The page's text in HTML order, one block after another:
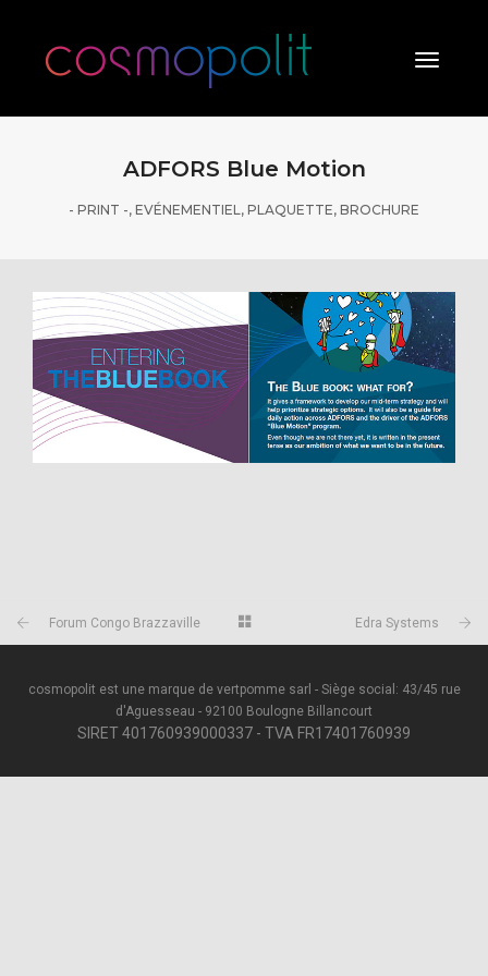
Toggle
ADFORS Blue Motion
- PRINT -, EVÉNEMENTIEL, PLAQUETTE, BROCHURE
Forum Congo Brazzaville Edra Systems
cosmopolit est une marque de vertpomme sarl - Siège social: 43/45 rue
d'Aguesseau - 92100 Boulogne Billancourt
SIRET 401760939000337 - TVA FR17401760939